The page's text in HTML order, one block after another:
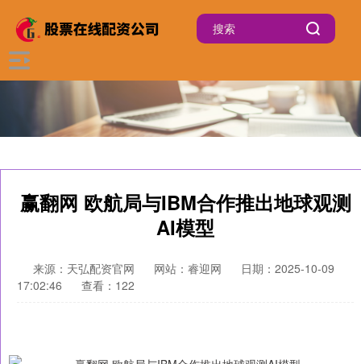
赢翻网 欧航局与IBM合作推出地球观测
AI模型
来源：天弘配资官网 网站：睿迎网
日期：2025-10-09
17:02:46
查看：122